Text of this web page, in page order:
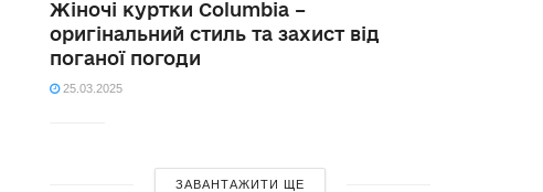
Жіночі куртки Columbia –
оригінальний стиль та захист від
поганої погоди
25.03.2025
ЗАВАНТАЖИТИ ЩЕ